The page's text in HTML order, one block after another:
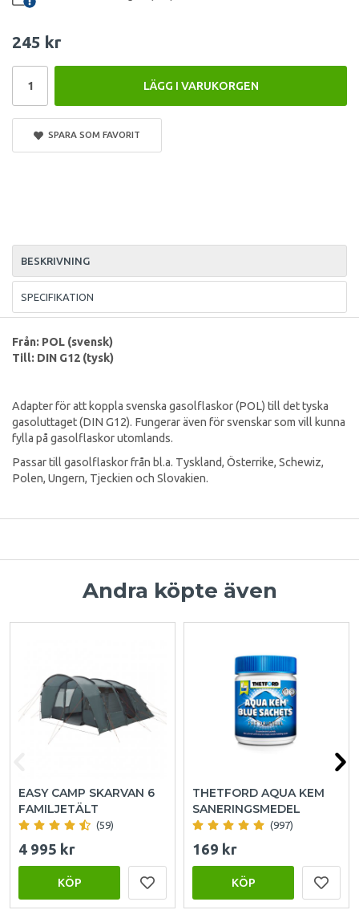
245 kr
LÄGG I VARUKORGEN
SPARA SOM FAVORIT
BESKRIVNING
SPECIFIKATION
Från: POL (svensk)
Till: DIN G12 (tysk)
Adapter för att koppla svenska gasolflaskor (POL) till det tyska
gasoluttaget (DIN G12). Fungerar även för svenskar som vill kunna
fylla på gasolflaskor utomlands.
Passar till gasolflaskor från bl.a. Tyskland, Österrike, Schewiz,
Polen, Ungern, Tjeckien och Slovakien.
Andra köpte även
EASY CAMP SKARVAN 6
FAMILJETÄLT
(59)
4 995 kr
KÖP
THETFORD AQUA KEM
SANERINGSMEDEL
(997)
169 kr
KÖP